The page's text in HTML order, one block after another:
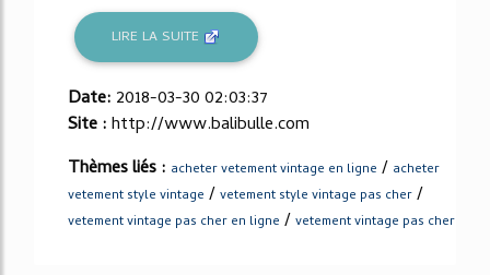
LIRE LA SUITE
Date: 2018-03-30 02:03:37
Site :http://www.balibulle.com
Thèmes liés : acheter vetement vintage en ligne / acheter
vetement style vintage / vetement style vintage pas cher /
vetement vintage pas cher en ligne / vetement vintage pas cher